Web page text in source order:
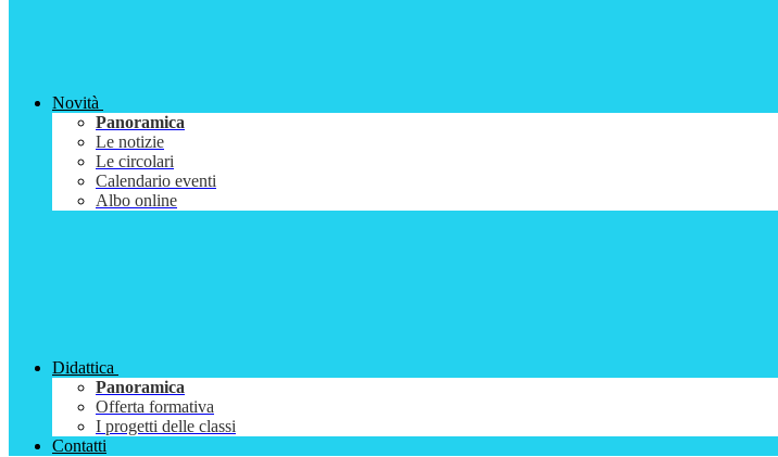
Novità
Panoramica
Le notizie
Le circolari
Calendario eventi
Albo online
Didattica
Panoramica
Offerta formativa
I progetti delle classi
Contatti